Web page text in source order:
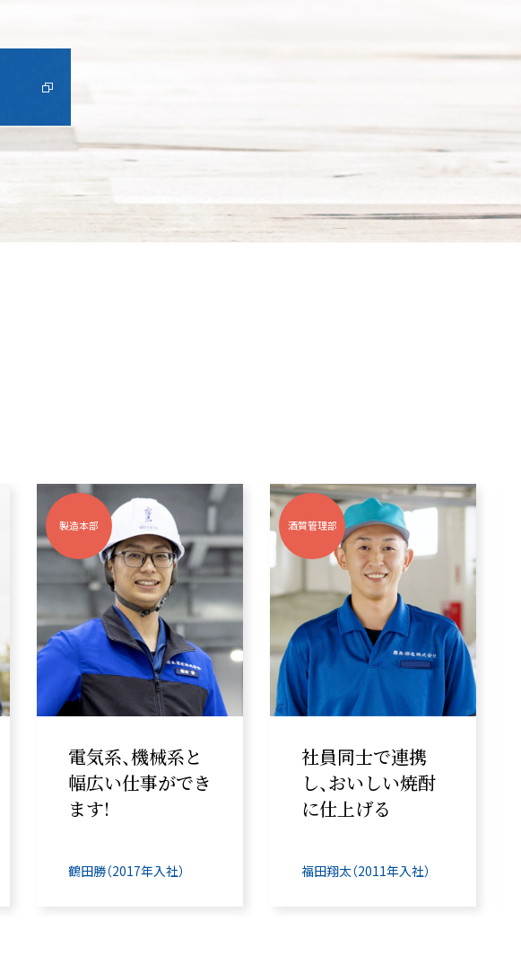
酒質管理部
社員同士で連携
し、おいしい焼酎
に仕上げる
福田翔太（2011年入社）
ボトリング部
責任感を持って、
安全・安心な商品
を届ける
末原莉子（2010年入社）